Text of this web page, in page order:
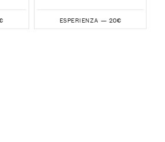
ESPERIENZA — 20€